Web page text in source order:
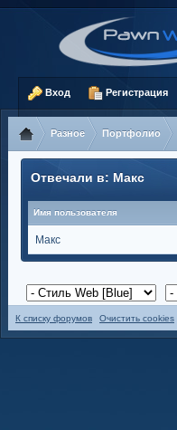
Вход Регистрация
Разное Портфолио
Отвечали в: Макс
Имя пользователя
Макс
К списку форумов Очистить cookies